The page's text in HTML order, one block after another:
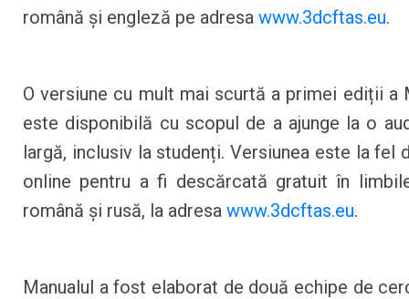
română și engleză pe adresa www.3dcftas.eu.
O versiune cu mult mai scurtă a primei ediții a
este disponibilă cu scopul de a ajunge la o
largă, inclusiv la studenți. Versiunea este la fel
online pentru a fi descărcată gratuit în
română și rusă, la adresa www.3dcftas.eu.
Manualul a fost elaborat de două echipe de